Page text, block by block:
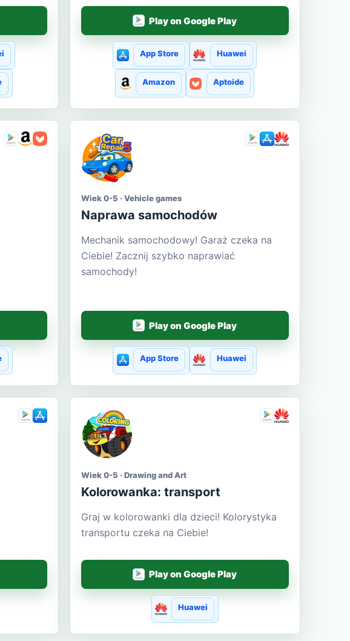
Play on Google Play
App Store Huawei
Amazon Aptoide
Wiek 0-5 · Vehicle games
Naprawa samochodów
Mechanik samochodowy! Garaż czeka na
Ciebie! Zacznij szybko naprawiać
samochody!
Play on Google Play
App Store Huawei
Wiek 0-5 · Drawing and Art
Kolorowanka: transport
Graj w kolorowanki dla dzieci! Kolorystyka
transportu czeka na Ciebie!
Play on Google Play
Huawei